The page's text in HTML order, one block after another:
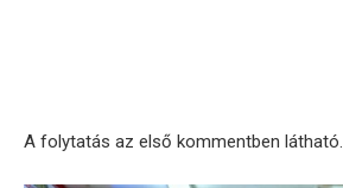
A folytatás az első kommentben látható.